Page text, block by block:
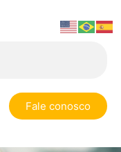
Fale conosco